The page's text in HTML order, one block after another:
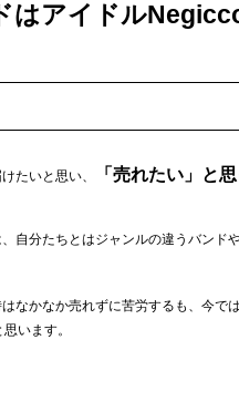
はアイドル
たいと思い、 「売れたい」と
自分たちとはジャンルの違うバンド
なかなか売れずに苦労するも、今
います。